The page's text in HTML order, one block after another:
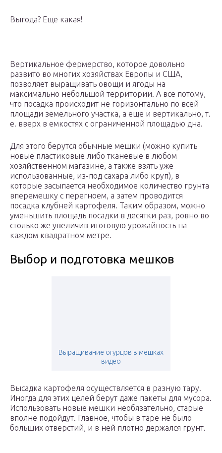
Выгода? Еще какая!
Вертикальное фермерство, которое довольно
развито во многих хозяйствах Европы и США,
позволяет выращивать овощи и ягоды на
максимально небольшой территории. А все потому,
что посадка происходит не горизонтально по всей
площади земельного участка, а еще и вертикально, т.
е. вверх в емкостях с ограниченной площадью дна.
Для этого берутся обычные мешки (можно купить
новые пластиковые либо тканевые в любом
хозяйственном магазине, а также взять уже
использованные, из-под сахара либо круп), в
которые засыпается необходимое количество грунта
вперемешку с перегноем, а затем проводится
посадка клубней картофеля. Таким образом, можно
уменьшить площадь посадки в десятки раз, ровно во
столько же увеличив итоговую урожайность на
каждом квадратном метре.
Выбор и подготовка мешков
Выращивание огурцов в мешках
видео
Высадка картофеля осуществляется в разную тару.
Иногда для этих целей берут даже пакеты для мусора.
Использовать новые мешки необязательно, старые
вполне подойдут. Главное, чтобы в таре не было
больших отверстий, и в ней плотно держался грунт.